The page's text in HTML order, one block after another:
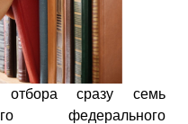
отбора сразу семь
федерального